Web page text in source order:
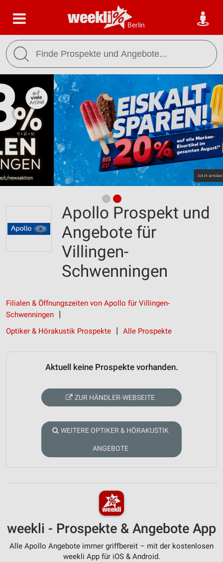
Berlin
Apollo Prospekt und
Angebote für
Villingen-
Schwenningen
Filialen & Öffnungszeiten von Apollo für Villingen-
Schwenningen
Optiker & Hörakustik Prospekte
Alle Prospekte
Aktuell keine Prospekte vorhanden.
ZUR HÄNDLER-WEBSEITE
WEITERE OPTIKER & HÖRAKUSTIK
ANGEBOTE
weekli - Prospekte & Angebote App
Alle Apollo Angebote immer griffbereit – mit der kostenlosen
weekli App für iOS & Android.